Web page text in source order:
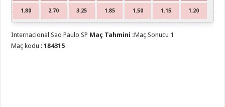
1.80 2.70 3.25 1.85 1.50 1.15 1.20
Internacional Sao Paulo SP Maç Tahmini :Maç Sonucu 1
Maç kodu :184315